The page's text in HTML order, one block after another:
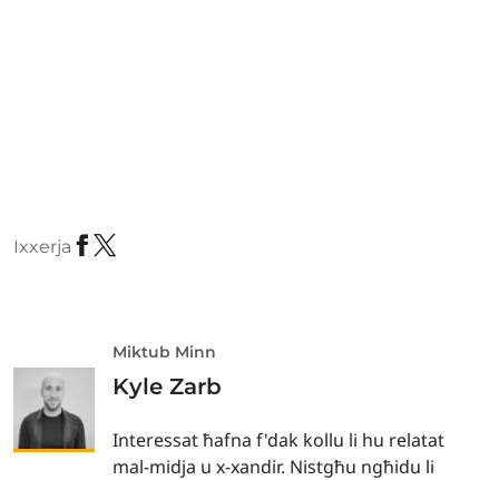
Ixxerja
Miktub Minn
Kyle Zarb
Interessat ħafna f'dak kollu li hu relatat
mal-midja u x-xandir. Nistgħu ngħidu li